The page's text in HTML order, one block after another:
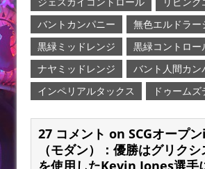
バントカンパニー
無色エルドラー
黒緑ミッドレンジ
黒緑コントロー
ナヤミッドレンジ
バント人間カン
インペリアルタックス
ドゥームズ
27 コメント on SCGオープ
（モダン）：優勝はグリク
を使用したKevin Jones選手